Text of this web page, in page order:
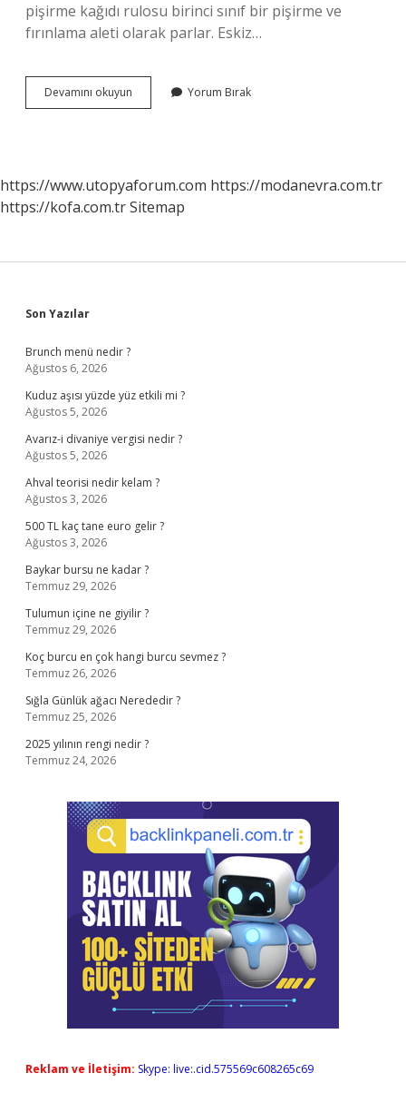
pişirme kağıdı rulosu birinci sınıf bir pişirme ve
fırınlama aleti olarak parlar. Eskiz…
Devamını okuyun
Kağıdı
Yorum Bırak
https://www.utopyaforum.com https://modanevra.com.tr
https://kofa.com.trSitemap
Sidebar
Son Yazılar
Brunch menü nedir ?
Ağustos 6, 2026
Kuduz aşısı yüzde yüz etkili mi ?
Ağustos 5, 2026
Avarız-i divaniye vergisi nedir ?
Ağustos 5, 2026
Ahval teorisi nedir kelam ?
Ağustos 3, 2026
500 TL kaç tane euro gelir ?
Ağustos 3, 2026
Baykar bursu ne kadar ?
Temmuz 29, 2026
Tulumun içine ne giyilir ?
Temmuz 29, 2026
Koç burcu en çok hangi burcu sevmez ?
Temmuz 26, 2026
Sığla Günlük ağacı Nerededir ?
Temmuz 25, 2026
2025 yılının rengi nedir ?
Temmuz 24, 2026
Reklam ve İletişim: Skype: live:.cid.575569c608265c69